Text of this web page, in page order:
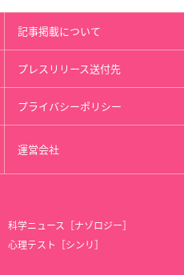
記事掲載について
プレスリリース送付先
プライバシーポリシー
運営会社
科学ニュース［ナゾロジー］
心理テスト［シンリ］